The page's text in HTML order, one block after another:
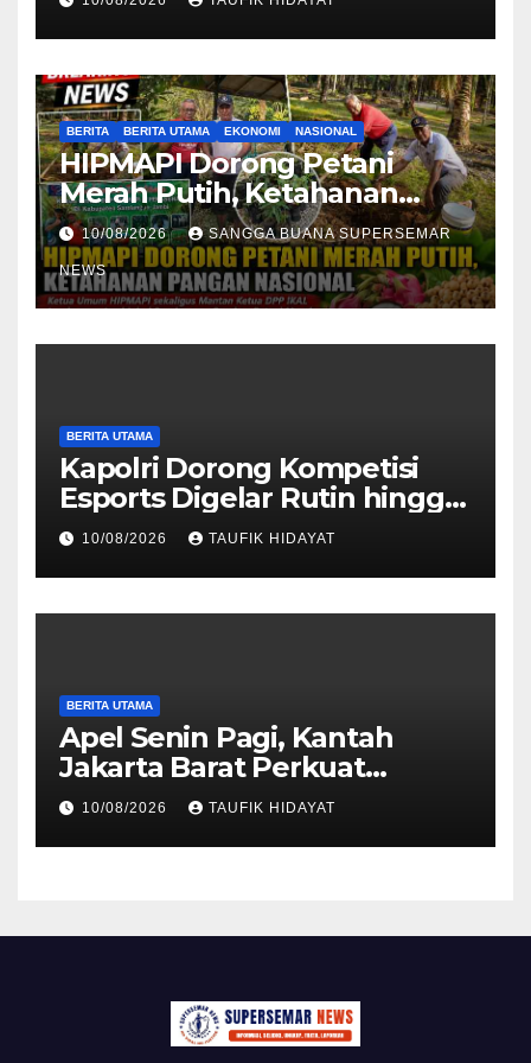
Natuna
BERITA BERITA UTAMA EKONOMI NASIONAL
HIPMAPI Dorong Petani
Merah Putih, Ketahanan
Pangan Nasional
10/08/2026 SANGGA BUANA SUPERSEMAR
NEWS
BERITA UTAMA
Kapolri Dorong Kompetisi
Esports Digelar Rutin hingga
Tingkat Polsek
10/08/2026 TAUFIK HIDAYAT
BERITA UTAMA
Apel Senin Pagi, Kantah
Jakarta Barat Perkuat
Disiplin dan Komitmen
Pelayanan
10/08/2026 TAUFIK HIDAYAT